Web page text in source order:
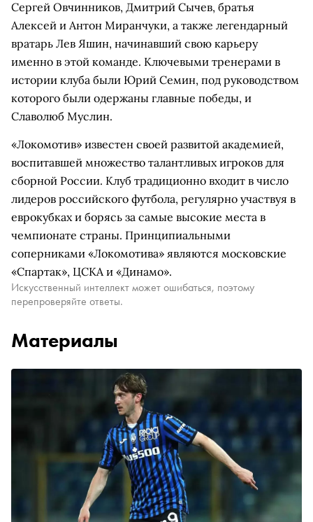
Сергей Овчинников, Дмитрий Сычев, братья
Алексей и Антон Миранчуки, а также легендарный
вратарь Лев Яшин, начинавший свою карьеру
именно в этой команде. Ключевыми тренерами в
истории клуба были Юрий Семин, под руководством
которого были одержаны главные победы, и
Славолюб Муслин.
«Локомотив» известен своей развитой академией,
воспитавшей множество талантливых игроков для
сборной России. Клуб традиционно входит в число
лидеров российского футбола, регулярно участвуя в
еврокубках и борясь за самые высокие места в
чемпионате страны. Принципиальными
соперниками «Локомотива» являются московские
«Спартак», ЦСКА и «Динамо».
Искусственный интеллект может ошибаться, поэтому
перепроверяйте ответы.
Материалы